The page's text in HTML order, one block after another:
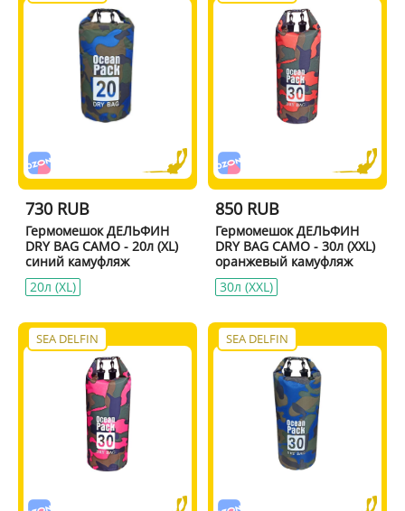
730 RUB
Гермомешок ДЕЛЬФИН
DRY BAG CAMO - 20л (XL)
синий камуфляж
20л (XL)
850 RUB
Гермомешок ДЕЛЬФИН
DRY BAG CAMO - 30л (XXL)
оранжевый камуфляж
30л (XXL)
SEA DELFIN SEA DELFIN